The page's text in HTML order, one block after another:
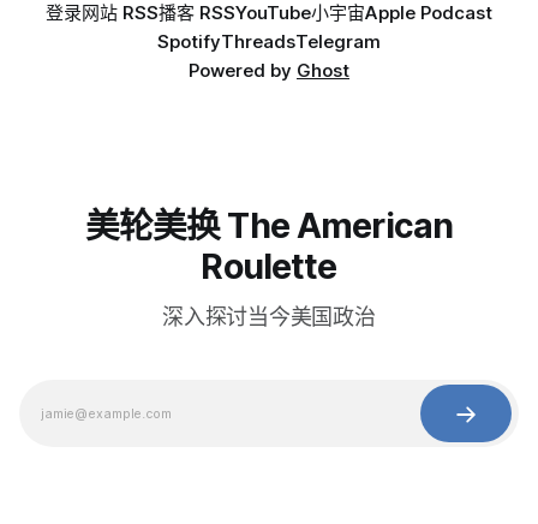
登录网站 RSS播客 RSSYouTube小宇宙Apple Podcast
SpotifyThreadsTelegram
Powered by Ghost
美轮美换 The American
Roulette
深入探讨当今美国政治